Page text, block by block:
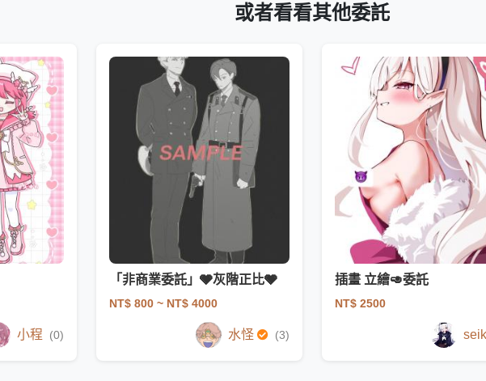
或者看看其他委託
小程 (0)
「非商業委託」🩶灰階正比🩶
NT$ 800 ~ NT$ 4000
水怪 (3)
插畫 立繪🥑委託
NT$ 2500